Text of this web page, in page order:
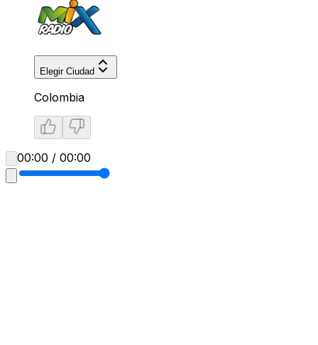
Elegir Ciudad
Colombia
00:00 / 00:00